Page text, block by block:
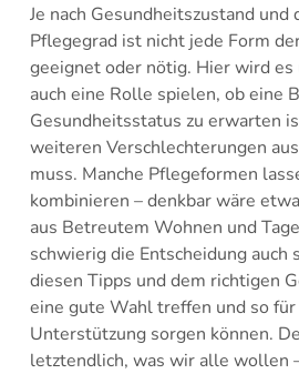
Je nach Gesundheitszustand
Pflegegrad ist nicht jede Form
geeignet oder nötig. Hier wird
auch eine Rolle spielen, ob eine
Gesundheitsstatus zu erwarten
weiteren Verschlechterungen
muss. Manche Pflegeformen
kombinieren – denkbar wäre
aus Betreutem Wohnen und
schwierig die Entscheidung auch
diesen Tipps und dem richtigen
eine gute Wahl treffen und so
Unterstützung sorgen können.
letztendlich, was wir alle wollen